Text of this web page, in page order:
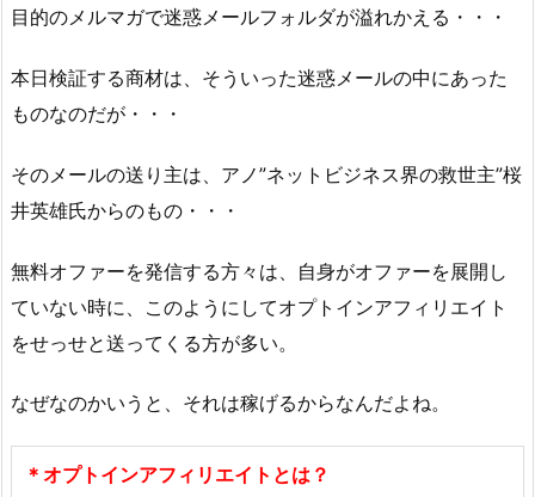
目的のメルマガで迷惑メールフォルダが溢れかえる・・・
本日検証する商材は、そういった迷惑メールの中にあった
ものなのだが・・・
そのメールの送り主は、アノ”ネットビジネス界の救世主”桜
井英雄氏からのもの・・・
無料オファーを発信する方々は、自身がオファーを展開し
ていない時に、このようにしてオプトインアフィリエイト
をせっせと送ってくる方が多い。
なぜなのかいうと、それは稼げるからなんだよね。
＊オプトインアフィリエイトとは？